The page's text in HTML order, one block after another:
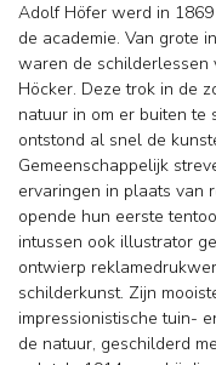
Adolf Höfer werd in
de academie. Van grote
waren de schilderlessen
Höcker. Deze trok in de
natuur in om er buiten te
ontstond al snel de
Gemeenschappelijk
ervaringen in plaats van
opende hun eerste
intussen ook illustrator
ontwierp
schilderkunst. Zijn
impressionistische tuin-
de natuur, geschilderd